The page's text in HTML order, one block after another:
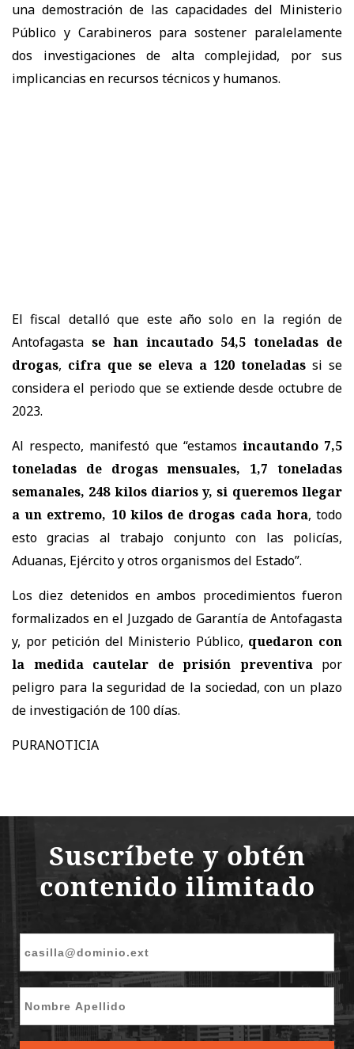
una demostración de las capacidades del Ministerio
Público y Carabineros para sostener paralelamente
dos investigaciones de alta complejidad, por sus
implicancias en recursos técnicos y humanos.
El fiscal detalló que este año solo en la región de
Antofagasta se han incautado 54,5 toneladas de
drogas, cifra que se eleva a 120 toneladas si se
considera el periodo que se extiende desde octubre de
2023.
Al respecto, manifestó que “estamos incautando 7,5
toneladas de drogas mensuales, 1,7 toneladas
semanales, 248 kilos diarios y, si queremos llegar
a un extremo, 10 kilos de drogas cada hora, todo
esto gracias al trabajo conjunto con las policías,
Aduanas, Ejército y otros organismos del Estado”.
Los diez detenidos en ambos procedimientos fueron
formalizados en el Juzgado de Garantía de Antofagasta
y, por petición del Ministerio Público, quedaron con
la medida cautelar de prisión preventivapor
peligro para la seguridad de la sociedad, con un plazo
de investigación de 100 días.
PURANOTICIA